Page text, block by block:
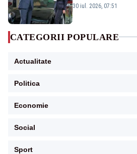
publice
30 iul. 2026, 07:51
CATEGORII POPULARE
Actualitate
Politica
Economie
Social
Sport